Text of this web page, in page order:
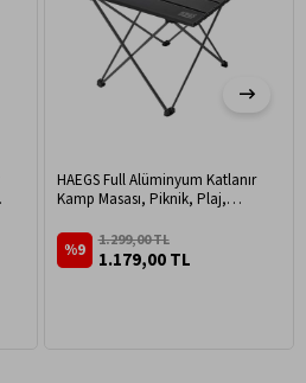
HAEGS Full Alüminyum Katlanır
Kamp Masası, Piknik, Plaj,
Boy - Siyah
1.179,00 TL
1.299,00 TL
%9